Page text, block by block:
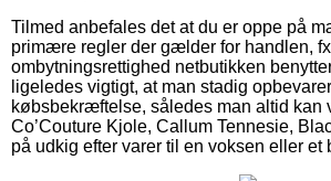
Tilmed anbefales det at du er oppe på
primære regler der gælder for handlen,
ombytningsrettighed netbutikken
ligeledes vigtigt, at man stadig
købsbekræftelse, således man altid kan
Co’Couture Kjole, Callum Tennesie,
på udkig efter varer til en voksen eller et